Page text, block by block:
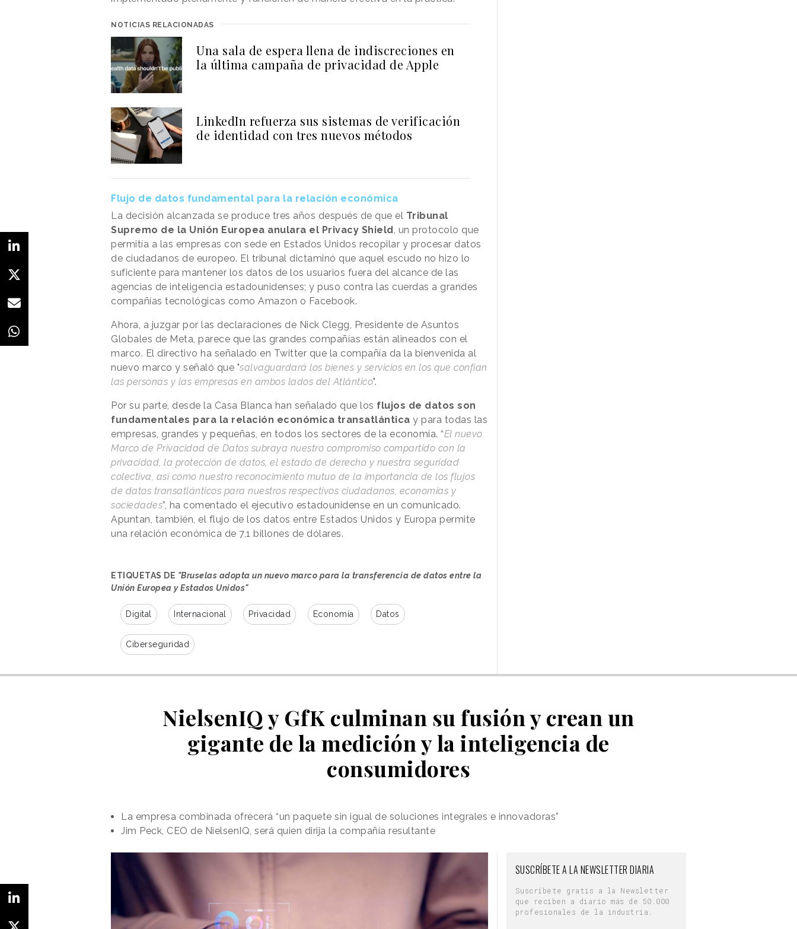
NOTICIAS RELACIONADAS
Una sala de espera llena de indiscreciones en
la última campaña de privacidad de Apple
LinkedIn refuerza sus sistemas de verificación
de identidad con tres nuevos métodos
Flujo de datos fundamental para la relación económica
La decisión alcanzada se produce tres años después de que el Tribunal
Supremo de la Unión Europea anulara el Privacy Shield , un protocolo que
permitía a las empresas con sede en Estados Unidos recopilar y procesar datos
de ciudadanos de europeo. El tribunal dictaminó que aquel escudo no hizo lo
suficiente para mantener los datos de los usuarios fuera del alcance de las
agencias de inteligencia estadounidenses; y puso contra las cuerdas a grandes
compañías tecnológicas como Amazon o Facebook.
Ahora, a juzgar por las declaraciones de Nick Clegg, Presidente de Asuntos
Globales de Meta, parece que las grandes compañías están alineados con el
marco. El directivo ha señalado en Twitter que la compañía da la bienvenida al
nuevo marco y señaló que "salvaguardará los bienes y servicios en los que confían
las personas y las empresas en ambos lados del Atlántico".
Por su parte, desde la Casa Blanca han señalado que los flujos de datos son
fundamentales para la relación económica transatlántica y para todas las
empresas, grandes y pequeñas, en todos los sectores de la economía. “El nuevo
Marco de Privacidad de Datos subraya nuestro compromiso compartido con la
privacidad, la protección de datos, el estado de derecho y nuestra seguridad
colectiva, así como nuestro reconocimiento mutuo de la importancia de los flujos
de datos transatlánticos para nuestros respectivos ciudadanos, economías y
sociedades”, ha comentado el ejecutivo estadounidense en un comunicado.
Apuntan, también, el flujo de los datos entre Estados Unidos y Europa permite
una relación económica de 7,1 billones de dólares.
ETIQUETAS DE "Bruselas adopta un nuevo marco para la transferencia de datos entre la
Unión Europea y Estados Unidos"
Digital Internacional Privacidad Economía Datos
Ciberseguridad
NielsenIQ y GfK culminan su fusión y crean un
gigante de la medición y la inteligencia de
consumidores
La empresa combinada ofrecerá “un paquete sin igual de soluciones integrales e innovadoras”
Jim Peck, CEO de NielsenIQ, será quien dirija la compañía resultante
SUSCRÍBETE A LA NEWSLETTER DIARIA
Suscríbete gratis a la Newsletter
que reciben a diario más de 50.000
profesionales de la industria.